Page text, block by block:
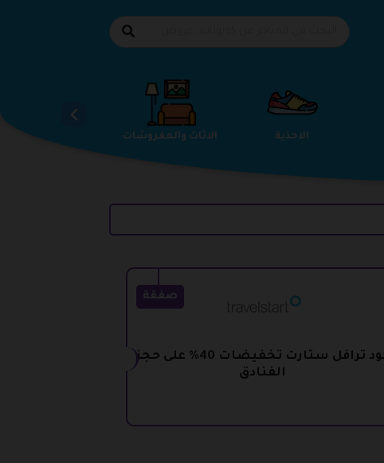
استضافة المواقع الاثاث والمفروشات الاحذية
صفقة
كود ترافل ستارت تخفيضات 40% على حجز
الفنادق